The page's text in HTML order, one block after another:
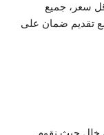
سعر، جميع
مع تقديم ضمان على
خلل حيث نقوم